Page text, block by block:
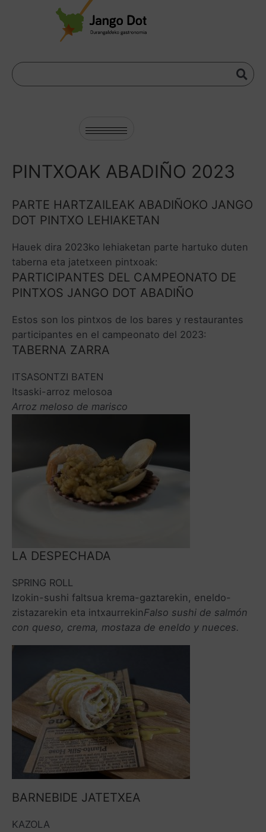
PINTXOAK ABADIÑO 2023
PARTE HARTZAILEAK ABADIÑOKO JANGO
DOT PINTXO LEHIAKETAN
Hauek dira 2023ko lehiaketan parte hartuko duten
taberna eta jatetxeen pintxoak:
PARTICIPANTES DEL CAMPEONATO DE
PINTXOS JANGO DOT ABADIÑO
Estos son los pintxos de los bares y restaurantes
participantes en el campeonato del 2023:
TABERNA ZARRA
ITSASONTZI BATEN
Itsaski-arroz melosoa
Arroz meloso de marisco
LA DESPECHADA
SPRING ROLL
Izokin-sushi faltsua krema-gaztarekin, eneldo-
zistazarekin eta intxaurrekinFalso sushi de salmón
con queso, crema, mostaza de eneldo y nueces.
BARNEBIDE JATETXEA
KAZOLA